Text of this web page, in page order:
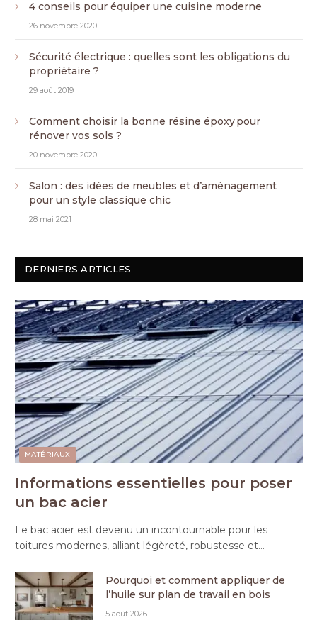
4 conseils pour équiper une cuisine moderne
26 novembre 2020
Sécurité électrique : quelles sont les obligations du
propriétaire ?
29 août 2019
Comment choisir la bonne résine époxy pour
rénover vos sols ?
20 novembre 2020
Salon : des idées de meubles et d’aménagement
pour un style classique chic
28 mai 2021
DERNIERS ARTICLES
MATÉRIAUX
Informations essentielles pour poser
un bac acier
Le bac acier est devenu un incontournable pour les
toitures modernes, alliant légèreté, robustesse et…
Pourquoi et comment appliquer de
l’huile sur plan de travail en bois
5 août 2026